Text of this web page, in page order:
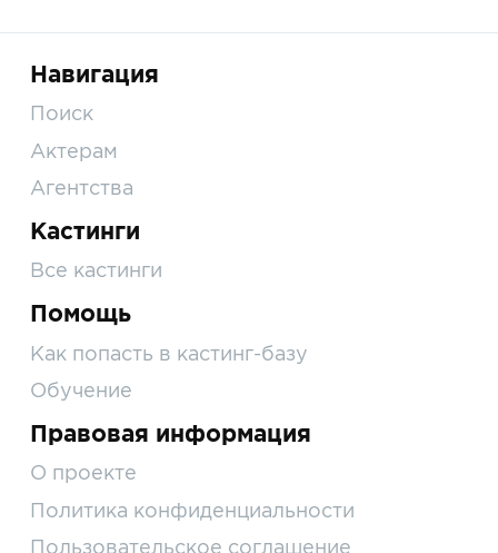
Навигация
Поиск
Актерам
Агентства
Кастинги
Все кастинги
Помощь
Как попасть в кастинг-базу
Обучение
Правовая информация
О проекте
Политика конфиденциальности
Пользовательское соглашение